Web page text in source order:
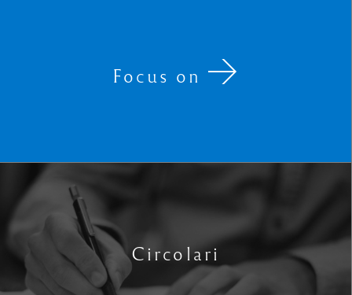
Focus on
Circolari